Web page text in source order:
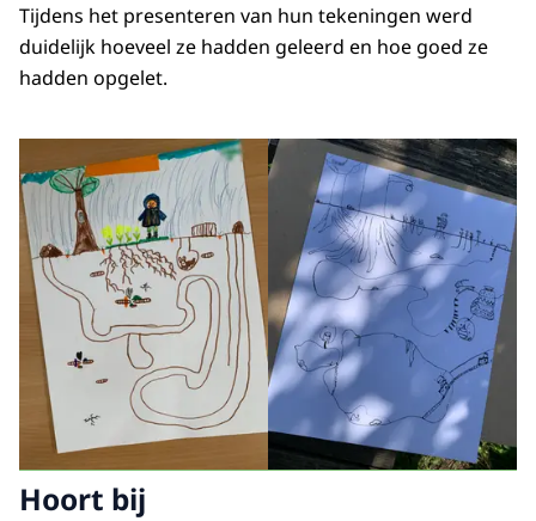
Tijdens het presenteren van hun tekeningen werd
duidelijk hoeveel ze hadden geleerd en hoe goed ze
hadden opgelet.
Hoort bij